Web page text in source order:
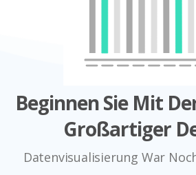
Beginnen Sie Mit
Großartiger
Datenvisualisierung War